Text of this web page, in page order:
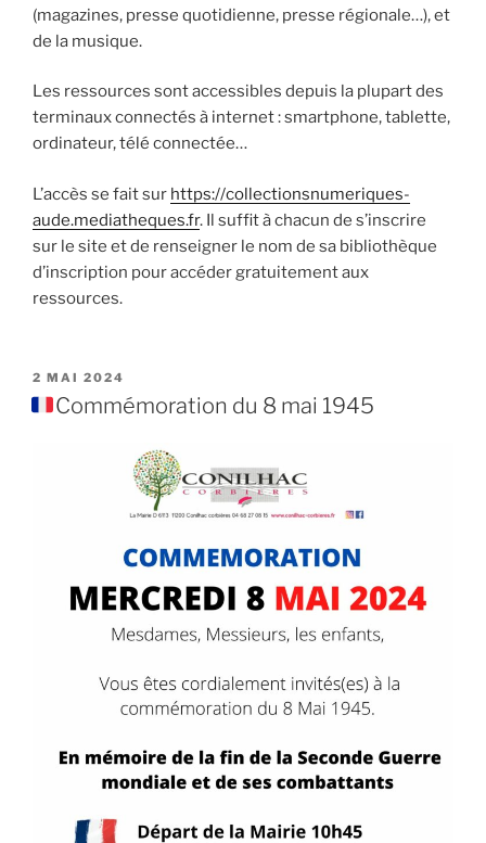
(magazines, presse quotidienne, presse régionale…), et
de la musique.
Les ressources sont accessibles depuis la plupart des
terminaux connectés à internet : smartphone, tablette,
ordinateur, télé connectée…
L’accès se fait sur https://collectionsnumeriques-
aude.mediatheques.fr. Il suffit à chacun de s’inscrire
sur le site et de renseigner le nom de sa bibliothèque
d’inscription pour accéder gratuitement aux
ressources.
PUBLIÉ
LE
2 MAI 2024
Commémoration du 8 mai 1945